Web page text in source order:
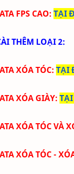
FPS CAO: TẠI
THÊM LOẠI 2:
XÓA TÓC: TẠI
XÓA GIÀY:
XÓA TÓC VÀ
XÓA TÓC -